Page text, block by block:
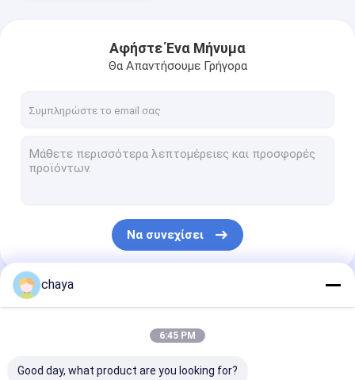
Αφήστε Ένα Μήνυμα
Θα Απαντήσουμε Γρήγορα
Να συνεχίσει
Οι Κατηγορίες Μας
chaya
6:45 PM
Good day, what product are you looking for?